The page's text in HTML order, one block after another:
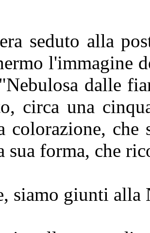
seduto alla
l'immagine
dalle
circa una
colorazione,
sua forma, che
siamo giunti alla